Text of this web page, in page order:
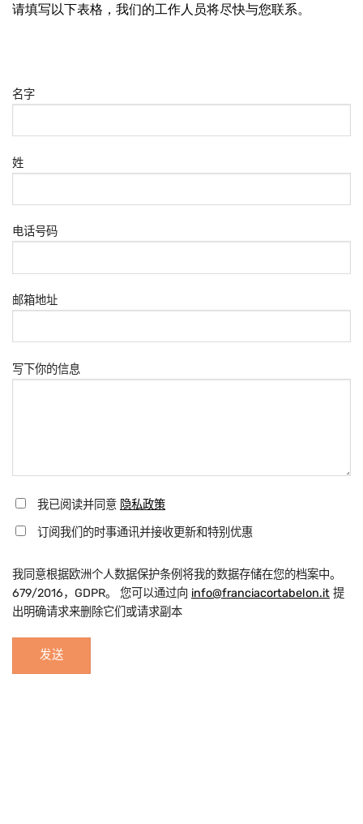
请填写以下表格，我们的工作人员将尽快与您联系。
名字
姓
电话号码
邮箱地址
写下你的信息
我已阅读并同意 隐私政策
订阅我们的时事通讯并接收更新和特别优惠
我同意根据欧洲个人数据保护条例将我的数据存储在您的档案中。
679/2016，GDPR。 您可以通过向 info@franciacortabelon.it 提
出明确请求来删除它们或请求副本